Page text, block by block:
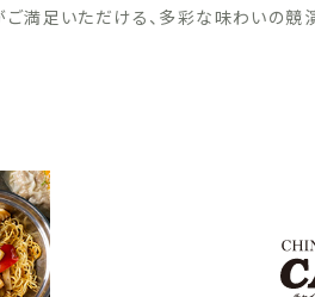
満足いただける、多彩な味わいの競